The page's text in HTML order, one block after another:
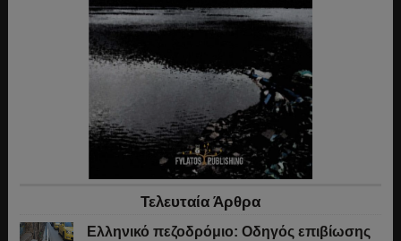
Τελευταία Άρθρα
Ελληνικό πεζοδρόμιο: Οδηγός επιβίωσης